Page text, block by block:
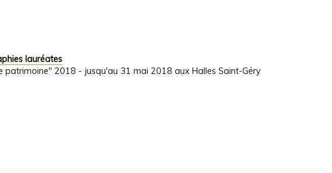
lauréates
2018 - jusqu'au 31 mai 2018 aux Halles Saint-Géry